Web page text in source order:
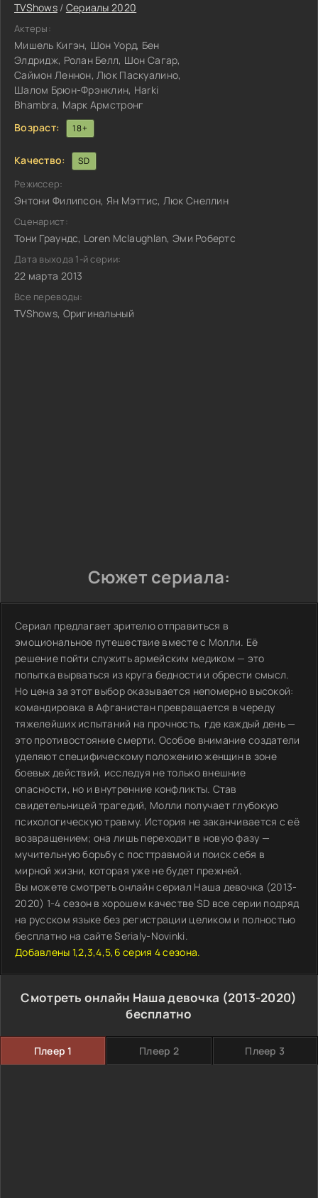
TVShows/ Сериалы 2020
Актеры:
Мишель Кигэн, Шон Уорд, Бен
Элдридж, Ролан Белл, Шон Сагар,
Саймон Леннон, Люк Паскуалино,
Шалом Брюн-Фрэнклин, Harki
Bhambra, Марк Армстронг
Возраст:
18+
Качество: SD
Режиссер:
Энтони Филипсон, Ян Мэттис, Люк Снеллин
Сценарист:
Тони Граундс, Loren Mclaughlan, Эми Робертс
Дата выхода 1-й серии:
22 марта 2013
Все переводы:
TVShows, Оригинальный
Сюжет сериала:
Сериал предлагает зрителю отправиться в
эмоциональное путешествие вместе с Молли. Её
решение пойти служить армейским медиком — это
попытка вырваться из круга бедности и обрести смысл.
Но цена за этот выбор оказывается непомерно высокой:
командировка в Афганистан превращается в череду
тяжелейших испытаний на прочность, где каждый день —
это противостояние смерти. Особое внимание создатели
уделяют специфическому положению женщин в зоне
боевых действий, исследуя не только внешние
опасности, но и внутренние конфликты. Став
свидетельницей трагедий, Молли получает глубокую
психологическую травму. История не заканчивается с её
возвращением; она лишь переходит в новую фазу —
мучительную борьбу с посттравмой и поиск себя в
мирной жизни, которая уже не будет прежней.
Вы можете смотреть онлайн сериал Наша девочка (2013-
2020) 1-4 сезон в хорошем качестве SD все серии подряд
на русском языке без регистрации целиком и полностью
бесплатно на сайте Serialy-Novinki.
Добавлены 1,2,3,4,5,6 серия 4 сезона.
Смотреть онлайн Наша девочка (2013-2020)
бесплатно
Плеер 1 Плеер 2 Плеер 3